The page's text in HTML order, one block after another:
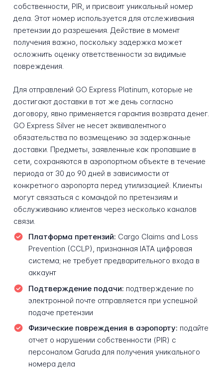
собственности, PIR, и присвоит уникальный номер
дела. Этот номер используется для отслеживания
претензии до разрешения. Действие в момент
получения важно, поскольку задержка может
осложнить оценку ответственности за видимые
повреждения.
Для отправлений GO Express Platinum, которые не
достигают доставки в тот же день согласно
договору, явно применяется гарантия возврата денег.
GO Express Silver не несет эквивалентного
обязательства по возмещению за задержанные
доставки. Предметы, заявленные как пропавшие в
сети, сохраняются в аэропортном объекте в течение
периода от 30 до 90 дней в зависимости от
конкретного аэропорта перед утилизацией. Клиенты
могут связаться с командой по претензиям и
обслуживанию клиентов через несколько каналов
связи.
Платформа претензий: Cargo Claims and Loss
Prevention (CCLP), признанная IATA цифровая
система; не требует предварительного входа в
аккаунт
Подтверждение подачи: подтверждение по
электронной почте отправляется при успешной
подаче претензии
Физические повреждения в аэропорту: подайте
отчет о нарушении собственности (PIR) с
персоналом Garuda для получения уникального
номера дела